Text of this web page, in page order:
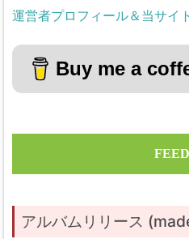
運営者プロフィール＆当サイ
Buy me a
アルバムリリース